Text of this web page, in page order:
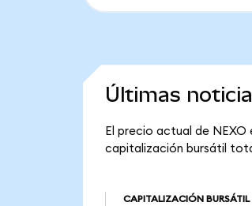
Últimas
El precio actual de NEXO
capitalización bursátil
CAPITALIZACIÓN BURSÁTIL